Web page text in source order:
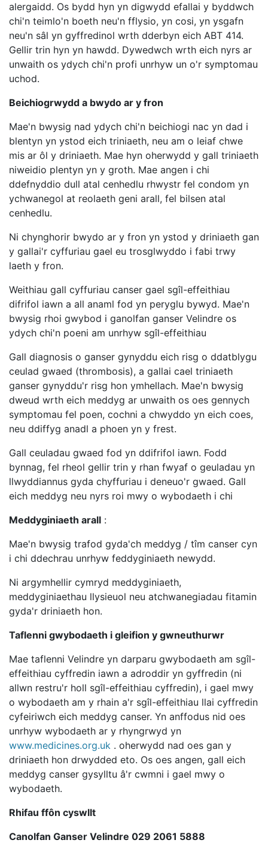
alergaidd. Os bydd hyn yn digwydd efallai y byddwch
chi'n teimlo'n boeth neu'n fflysio, yn cosi, yn ysgafn
neu'n sâl yn gyffredinol wrth dderbyn eich ABT 414.
Gellir trin hyn yn hawdd. Dywedwch wrth eich nyrs ar
unwaith os ydych chi'n profi unrhyw un o'r symptomau
uchod.
Beichiogrwydd a bwydo ar y fron
Mae'n bwysig nad ydych chi'n beichiogi nac yn dad i
blentyn yn ystod eich triniaeth, neu am o leiaf chwe
mis ar ôl y driniaeth. Mae hyn oherwydd y gall triniaeth
niweidio plentyn yn y groth. Mae angen i chi
ddefnyddio dull atal cenhedlu rhwystr fel condom yn
ychwanegol at reolaeth geni arall, fel bilsen atal
cenhedlu.
Ni chynghorir bwydo ar y fron yn ystod y driniaeth gan
y gallai'r cyffuriau gael eu trosglwyddo i fabi trwy
laeth y fron.
Weithiau gall cyffuriau canser gael sgîl-effeithiau
difrifol iawn a all anaml fod yn peryglu bywyd. Mae'n
bwysig rhoi gwybod i ganolfan ganser Velindre os
ydych chi'n poeni am unrhyw sgîl-effeithiau
Gall diagnosis o ganser gynyddu eich risg o ddatblygu
ceulad gwaed (thrombosis), a gallai cael triniaeth
ganser gynyddu'r risg hon ymhellach. Mae'n bwysig
dweud wrth eich meddyg ar unwaith os oes gennych
symptomau fel poen, cochni a chwyddo yn eich coes,
neu ddiffyg anadl a phoen yn y frest.
Gall ceuladau gwaed fod yn ddifrifol iawn. Fodd
bynnag, fel rheol gellir trin y rhan fwyaf o geuladau yn
llwyddiannus gyda chyffuriau i deneuo'r gwaed. Gall
eich meddyg neu nyrs roi mwy o wybodaeth i chi
Meddyginiaeth arall :
Mae'n bwysig trafod gyda'ch meddyg / tîm canser cyn
i chi ddechrau unrhyw feddyginiaeth newydd.
Ni argymhellir cymryd meddyginiaeth,
meddyginiaethau llysieuol neu atchwanegiadau fitamin
gyda'r driniaeth hon.
Taflenni gwybodaeth i gleifion y gwneuthurwr
Mae taflenni Velindre yn darparu gwybodaeth am sgîl-
effeithiau cyffredin iawn a adroddir yn gyffredin (ni
allwn restru'r holl sgîl-effeithiau cyffredin), i gael mwy
o wybodaeth am y rhain a'r sgîl-effeithiau llai cyffredin
cyfeiriwch eich meddyg canser. Yn anffodus nid oes
unrhyw wybodaeth ar y rhyngrwyd yn
www.medicines.org.uk . oherwydd nad oes gan y
driniaeth hon drwydded eto. Os oes angen, gall eich
meddyg canser gysylltu â'r cwmni i gael mwy o
wybodaeth.
Rhifau ffôn cyswllt
Canolfan Ganser Velindre 029 2061 5888